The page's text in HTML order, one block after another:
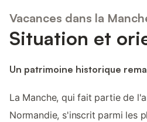
Vacances dans la
Situation et
Un patrimoine historique
La Manche, qui fait partie de
Normandie, s'inscrit parmi les